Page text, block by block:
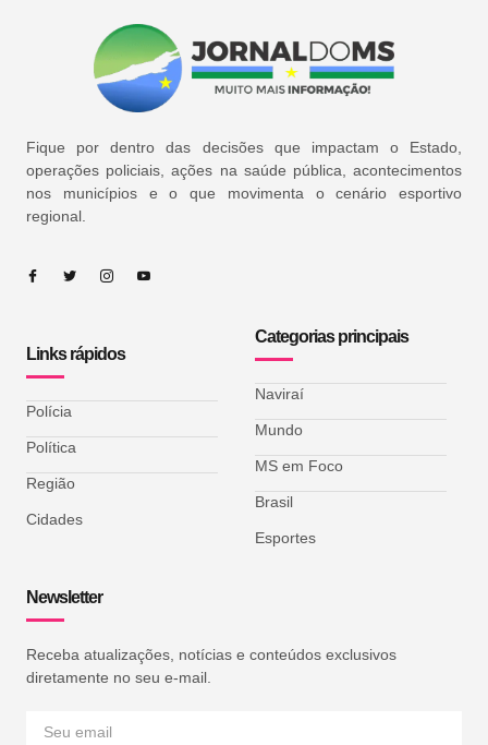
Fique por dentro das decisões que impactam o Estado,
operações policiais, ações na saúde pública, acontecimentos
nos municípios e o que movimenta o cenário esportivo
regional.
Links rápidos
Polícia
Política
Região
Cidades
Categorias principais
Naviraí
Mundo
MS em Foco
Brasil
Esportes
Newsletter
Receba atualizações, notícias e conteúdos exclusivos
diretamente no seu e-mail.